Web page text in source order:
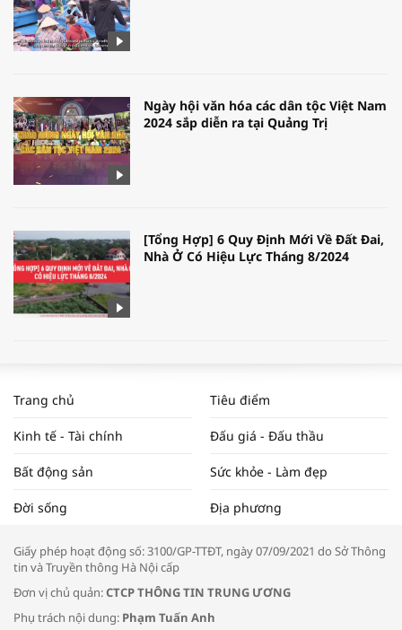
Ngày hội văn hóa các dân tộc Việt Nam
2024 sắp diễn ra tại Quảng Trị
[Tổng Hợp] 6 Quy Định Mới Về Đất Đai,
Nhà Ở Có Hiệu Lực Tháng 8/2024
NAM NĂM 2024 VÀ NĂM 2025 | NHỊP
ĐẬP THỊ TRƯỜNG #62
Tọa đàm “Xúc tiến thương mại: Khơi
Trang chủ Tiêu điểm
Kinh tế - Tài chính Đấu giá - Đấu thầu
Bất động sản Sức khỏe - Làm đẹp
Đời sống Địa phương
Giấy phép hoạt động số: 3100/GP-TTĐT, ngày 07/09/2021 do Sở Thông
tin và Truyền thông Hà Nội cấp
Đơn vị chủ quản:CTCP THÔNG TIN TRUNG ƯƠNG
Phụ trách nội dung: Phạm Tuấn Anh